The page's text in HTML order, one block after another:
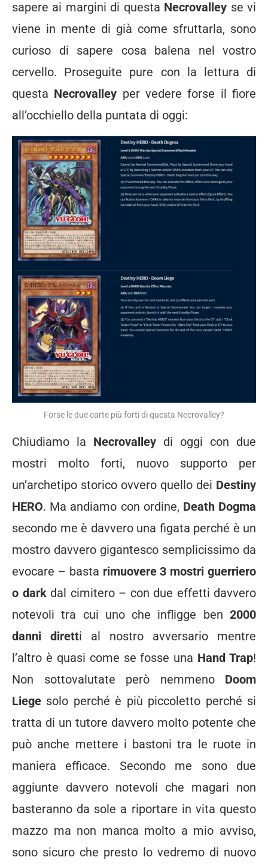
sapere ai margini di questa Necrovalley se vi
viene in mente di già come sfruttarla, sono
curioso di sapere cosa balena nel vostro
cervello. Proseguite pure con la lettura di
questa Necrovalley per vedere forse il fiore
all’occhiello della puntata di oggi:
Forse le due carte più forti di questa Necrovalley?
Chiudiamo la Necrovalley di oggi con due
mostri molto forti, nuovo supporto per
un’archetipo storico ovvero quello dei Destiny
HERO. Ma andiamo con ordine, Death Dogma
secondo me è davvero una figata perché è un
mostro davvero gigantesco semplicissimo da
evocare – basta rimuovere 3 mostri guerriero
o darkdal cimitero – con due effetti davvero
notevoli tra cui uno che infligge ben 2000
danni diretti al nostro avversario mentre
l’altro è quasi come se fosse una Hand Trap!
Non sottovalutate però nemmeno Doom
Liege solo perché è più piccoletto perché si
tratta di un tutore davvero molto potente che
può anche mettere i bastoni tra le ruote in
maniera efficace. Secondo me sono due
aggiunte davvero notevoli che magari non
basteranno da sole a riportare in vita questo
mazzo ma non manca molto a mio avviso,
sono sicuro che presto lo vedremo di nuovo